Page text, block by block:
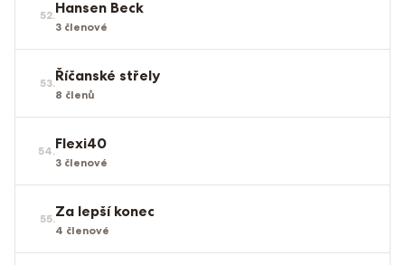
52.Hansen Beck
3 členové
53.Říčanské střely
8 členů
54.Flexi40
3 členové
55.Za lepší konec
4 členové